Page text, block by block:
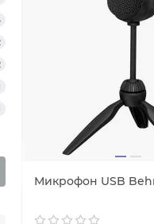
Микрофон USB